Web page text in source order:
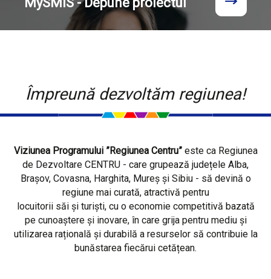
Împreună dezvoltăm regiunea!
Viziunea Programului ”Regiunea Centru”este ca Regiunea
de Dezvoltare CENTRU - care grupează județele Alba,
Brașov, Covasna, Harghita, Mureș și Sibiu - să devină o
regiune mai curată, atractivă pentru
locuitorii săi și turiști, cu o economie competitivă bazată
pe cunoaștere și inovare, în care grija pentru mediu și
utilizarea rațională și durabilă a resurselor să contribuie la
bunăstarea fiecărui cetățean.